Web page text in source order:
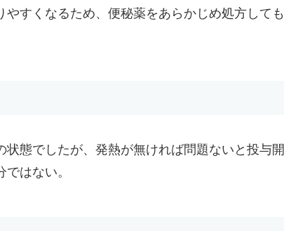
すくなるため、便秘薬をあらかじめ処方しても
態でしたが、発熱が無ければ問題ないと投与開
はない。